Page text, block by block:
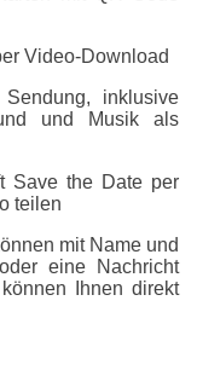
Video-Download
inklusive
und Musik als
Save the Date per
teilen
mit Name und
eine Nachricht
Ihnen direkt